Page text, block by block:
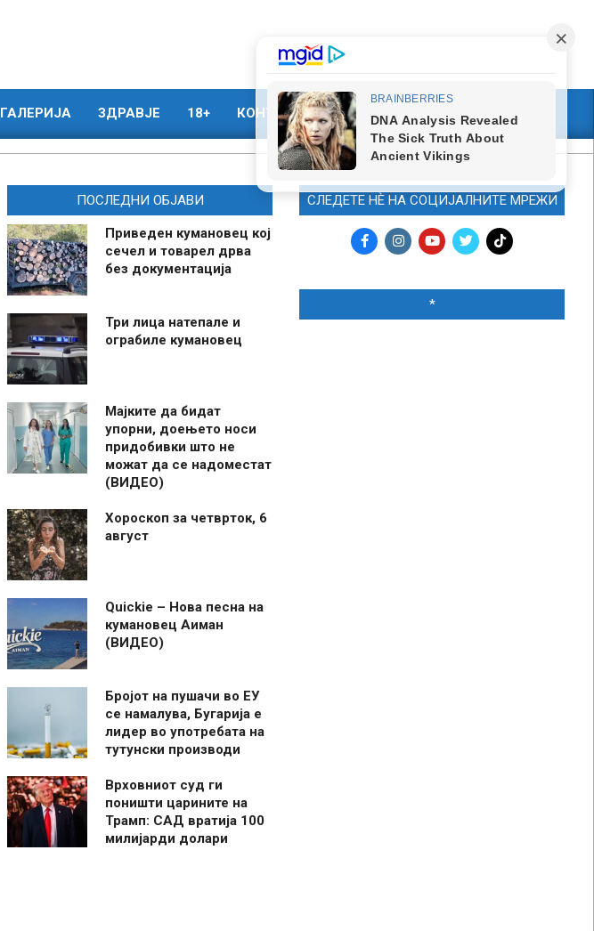
ГАЛЕРИЈА ЗДРАВЈЕ 18+ КОНТАКТ МАРКЕТИНГ
ПОСЛЕДНИ ОБЈАВИ
Приведен кумановец кој
сечел и товарел дрва
без документација
Три лица натепале и
ограбиле кумановец
Мајките да бидат
упорни, доењето носи
придобивки што не
можат да се надоместат
(ВИДЕО)
Хороскоп за четврток, 6
август
Quickie – Нова песна на
кумановец Аиман
(ВИДЕО)
Бројот на пушачи во ЕУ
се намалува, Бугарија е
лидер во употребата на
тутунски производи
Врховниот суд ги
поништи царините на
Трамп: САД вратија 100
милијарди долари
СЛЕДЕТЕ НЀ НА СОЦИЈАЛНИТЕ МРЕЖИ
*